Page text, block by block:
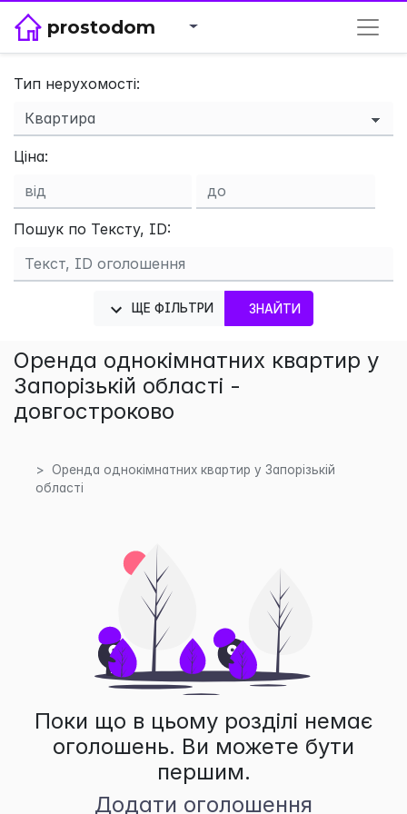
prostodom
Тип нерухомості:
Ціна:
Пошук по Тексту, ID:
ЩЕ ФІЛЬТРИ ЗНАЙТИ
Оренда однокімнатних квартир у
Запорізькій області -
довгостроково
Оренда однокімнатних квартир у Запорізькій
області
Поки що в цьому розділі немає
оголошень. Ви можете бути
першим.
Додати оголошення
×